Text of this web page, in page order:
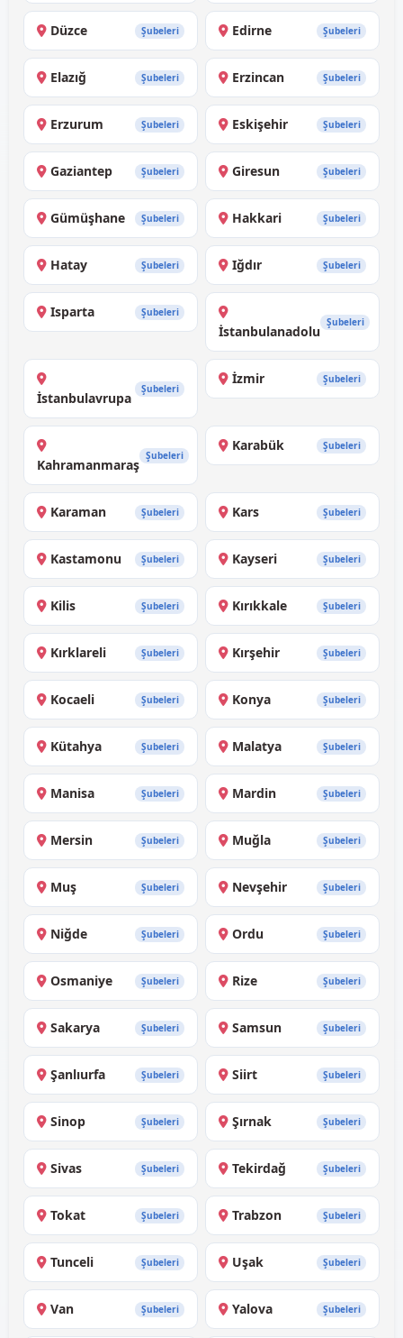
Düzce Şubeleri Edirne Şubeleri
Elazığ Şubeleri Erzincan Şubeleri
Erzurum Şubeleri Eskişehir Şubeleri
Gaziantep Şubeleri Giresun Şubeleri
Gümüşhane Şubeleri Hakkari Şubeleri
Hatay Şubeleri Iğdır Şubeleri
Isparta Şubeleri
İstanbulanadolu
Şubeleri
İstanbulavrupa
Şubeleri
İzmir Şubeleri
Kahramanmaraş
Şubeleri
Karabük Şubeleri
Karaman Şubeleri Kars Şubeleri
Kastamonu Şubeleri Kayseri Şubeleri
Kilis Şubeleri Kırıkkale Şubeleri
Kırklareli Şubeleri Kırşehir Şubeleri
Kocaeli Şubeleri Konya Şubeleri
Kütahya Şubeleri Malatya Şubeleri
Manisa Şubeleri Mardin Şubeleri
Mersin Şubeleri Muğla Şubeleri
Muş Şubeleri Nevşehir Şubeleri
Niğde Şubeleri Ordu Şubeleri
Osmaniye Şubeleri Rize Şubeleri
Sakarya Şubeleri Samsun Şubeleri
Şanlıurfa Şubeleri Siirt Şubeleri
Sinop Şubeleri Şırnak Şubeleri
Sivas Şubeleri Tekirdağ Şubeleri
Tokat Şubeleri Trabzon Şubeleri
Tunceli Şubeleri Uşak Şubeleri
Van Şubeleri Yalova Şubeleri